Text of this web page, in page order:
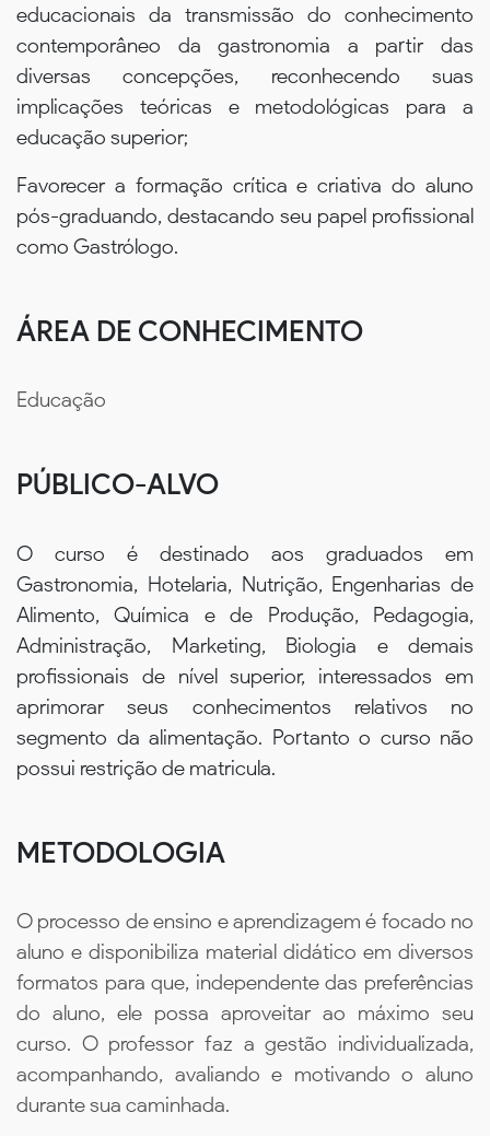
educacionais da transmissão do conhecimento
contemporâneo da gastronomia a partir das
diversas concepções, reconhecendo suas
implicações teóricas e metodológicas para a
educação superior;
Favorecer a formação crítica e criativa do aluno
pós-graduando, destacando seu papel profissional
como Gastrólogo.
ÁREA DE CONHECIMENTO
Educação
PÚBLICO-ALVO
O curso é destinado aos graduados em
Gastronomia, Hotelaria, Nutrição, Engenharias de
Alimento, Química e de Produção, Pedagogia,
Administração, Marketing, Biologia e demais
profissionais de nível superior, interessados em
aprimorar seus conhecimentos relativos no
segmento da alimentação. Portanto o curso não
possui restrição de matricula.
METODOLOGIA
O processo de ensino e aprendizagem é focado no
aluno e disponibiliza material didático em diversos
formatos para que, independente das preferências
do aluno, ele possa aproveitar ao máximo seu
curso. O professor faz a gestão individualizada,
acompanhando, avaliando e motivando o aluno
durante sua caminhada.